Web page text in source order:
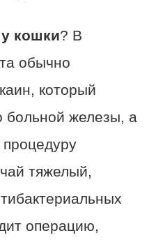
кошки? В
обычно
который
больной железы, а
тяжелый,
операцию,